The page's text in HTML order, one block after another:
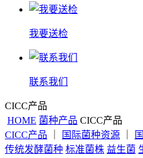
我要送检
联系我们
CICC产品
HOME 菌种产品 CICC产品
CICC产品
国际菌种资源
传统发酵菌种 标准菌株 益生菌